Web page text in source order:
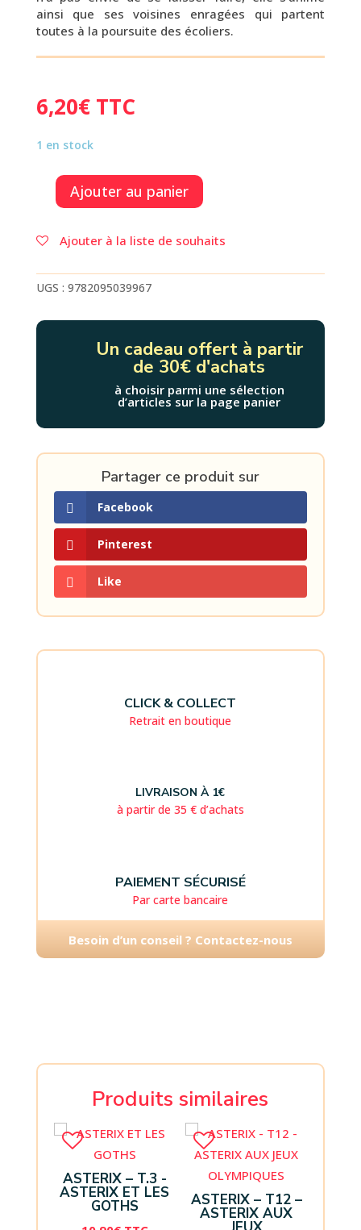
ainsi que ses voisines enragées qui partent
toutes à la poursuite des écoliers.
6,20€ TTC
1 en stock
quantité
FRISSONS
AU
:
DES
Ajouter au panier
Ajouter à la liste de souhaits
UGS : 9782095039967
Un cadeau offert à partir
de 30€ d'achats
à choisir parmi une sélection
d’articles sur la page panier
Partager ce produit sur
Facebook
Pinterest
Like
CLICK & COLLECT
Retrait en boutique
LIVRAISON À 1€
à partir de 35 € d’achats
PAIEMENT SÉCURISÉ
Par carte bancaire
Besoin d’un conseil ? Contactez-nous
Produits similaires
ASTERIX – T.3 -
ASTERIX ET LES
GOTHS ASTERIX – T12 –
ASTERIX AUX